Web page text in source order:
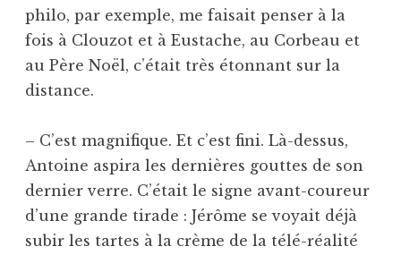
philo, par exemple, me faisait penser à la
fois à Clouzot et à Eustache, au Corbeau et
au Père Noël, c’était très étonnant sur la
distance.
– C’est magnifique. Et c’est fini. Là-dessus,
Antoine aspira les dernières gouttes de son
dernier verre. C’était le signe avant-coureur
d’une grande tirade : Jérôme se voyait déjà
subir les tartes à la crème de la télé-réalité